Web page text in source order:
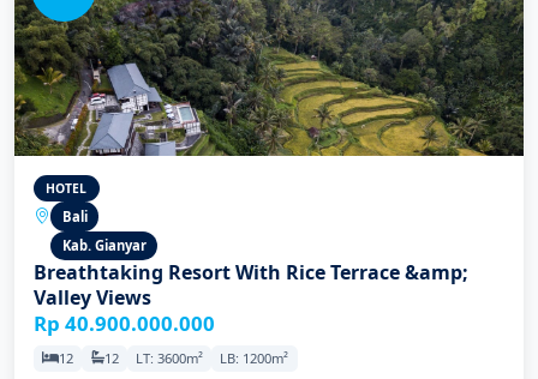
HOTEL
Bali
Kab. Gianyar
Breathtaking Resort With Rice Terrace &amp;
Valley Views
Rp 40.900.000.000
12 12 LT: 3600m² LB: 1200m²